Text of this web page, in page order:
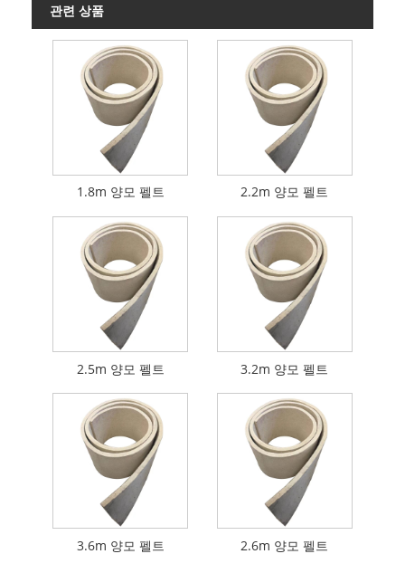
관련 상품
1.8m 양모 펠트 2.2m 양모 펠트
2.5m 양모 펠트 3.2m 양모 펠트
3.6m 양모 펠트 2.6m 양모 펠트